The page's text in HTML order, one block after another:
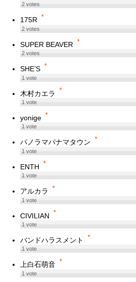
2votes
175R *
2votes
SUPER BEAVER *
2votes
SHE’S *
1vote
木村カエラ *
1vote
yonige *
1vote
パノラマパナマタウン *
1vote
ENTH *
1vote
アルカラ *
1vote
CIVILIAN *
1vote
バンドハラスメント *
1vote
上白石萌音 *
1vote